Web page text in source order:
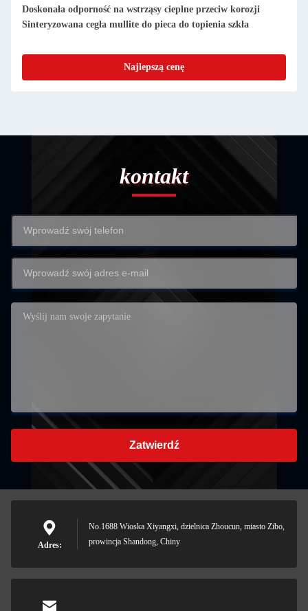
Wysokiej wytrzymałości sillimanitowa izolacyjna cegła
wiązanej z mullitem dla odporności na wstrząsy cieplne
Najlepszą cenę
kontakt
Zatwierdź
Adres:
No.1688 Wioska Xiyangxi, dzielnica Zhoucun, miasto Zibo,
prowincja Shandong, Chiny